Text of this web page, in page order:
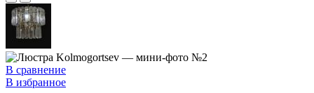
В сравнение
В избранное